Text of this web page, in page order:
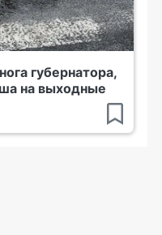
губернатора,
на выходные